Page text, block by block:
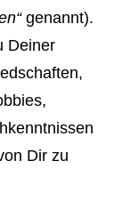
genannt).
Deiner
Dir zu